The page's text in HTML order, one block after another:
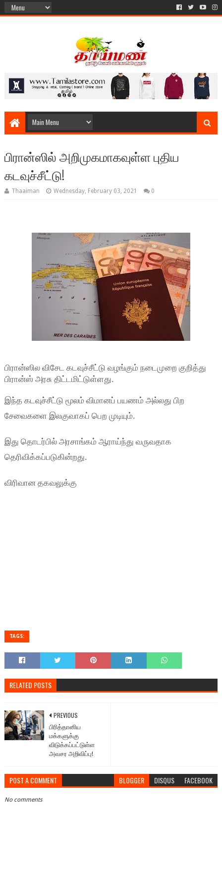
பிரான்ஸில் அறிமுகமாகவுள்ள புதிய
கடவுச்சீட்டு!
Thaaiman Wednesday, February 03, 2021 0
பிரான்ஸில விசேட கடவுச்சீட்டு வழங்கும் நடைமுறை குறித்து
பிரான்ஸ் அரசு திட்டமிட்டுள்ளது.
இந்த கடவுச்சீட்டு மூலம் விமானப் பயணம் அல்லது பிற
சேவைகளை இலகுவாகப் பெற முடியும்.
இது தொடர்பில் அரசாங்கம் ஆராய்ந்து வருவதாக
தெரிவிக்கப்படுகின்றது.
விரிவான தகவலுக்கு
TAGS:
RELATED POSTS
PREVIOUS
பிரித்தானிய
மக்களுக்கு
விடுக்கப்பட்டுள்ள
அவசர அறிவிப்பு!
POST A COMMENT BLOGGER DISQUS FACEBOOK
No comments